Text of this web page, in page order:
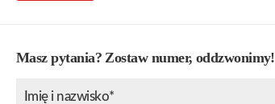
Masz pytania? Zostaw numer, oddzwonimy!
Imię i nazwisko*